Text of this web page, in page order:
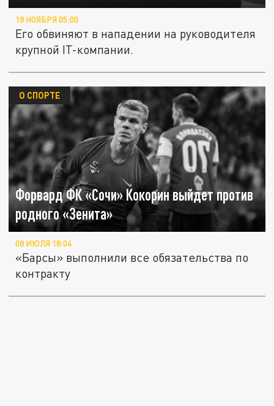
18 НОЯБРЯ 05:00
Его обвиняют в нападении на руководителя
крупной IT-компании.
Форвард ФК «Сочи» Кокорин выйдет против
родного «Зенита»
О СПОРТЕ
08 ИЮЛЯ 18:04
«Барсы» выполнили все обязательства по
контракту